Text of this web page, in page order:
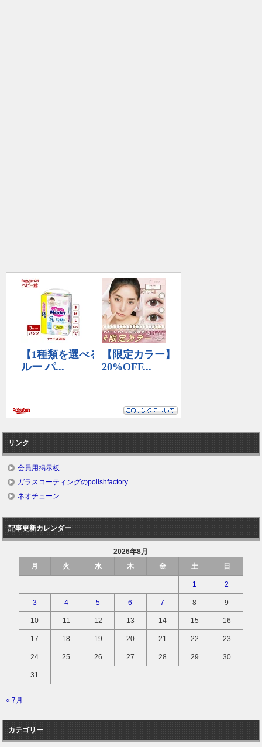
リンク
会員用掲示板
ガラスコーティングのpolishfactory
ネオチューン
記事更新カレンダー
2026年8月
月
火 水 木 金 土 日
1 2
3 4 5 6 7 8 9
10 11 12 13 14 15 16
17 18 19 20 21 22 23
24 25 26 27 28 29 30
31
« 7月
カテゴリー